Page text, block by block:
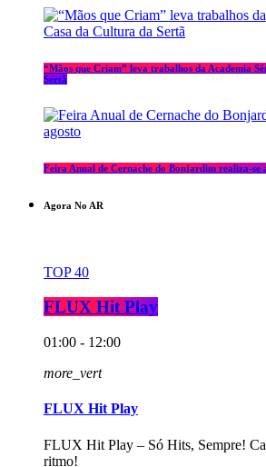
“Mãos que Criam” leva trabalhos da Academia
Sertã
Feira Anual de Cernache do Bonjardim realiza-se
Agora No AR
TOP 40
FLUX Hit Play
01:00 - 12:00
more_vert
FLUX Hit Play
FLUX Hit Play – Só Hits, Sempre!
ritmo!